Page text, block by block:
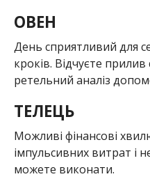
ОВЕН
День сприятливий для
кроків. Відчуєте
ретельний аналіз
ТЕЛЕЦЬ
Можливі фінансові
імпульсивних витрат і
можете виконати.